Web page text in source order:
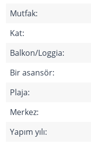
Mutfak:
Kat:
Balkon/Loggia:
Bir asansör:
Plaja:
Merkez:
Yapım yılı: